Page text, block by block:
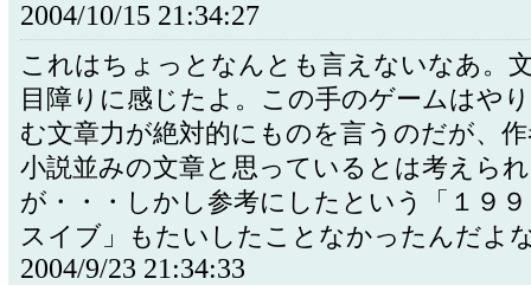
2004/10/15 21:34:27
これはちょっとなんとも言えないなあ。
目障りに感じたよ。この手のゲームはや
む文章力が絶対的にものを言うのだが、
小説並みの文章と思っているとは考えら
が・・・しかし参考にしたという「１９
スイブ」もたいしたことなかったんだよ
2004/9/23 21:34:33